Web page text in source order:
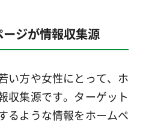
ジが情報収集源
い方や女性にとって、ホ
収集源です。ターゲット
るような情報をホームペ